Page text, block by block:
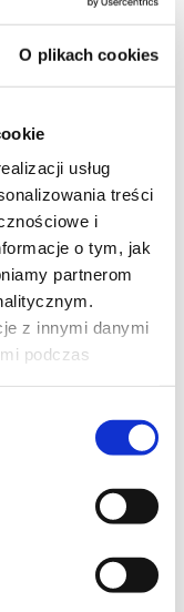
O plikach cookies
usług
treści
i
o tym, jak
partnerom
z innymi danymi
podczas
piętach pewnemu
mieście ssaków i
dzielnicach, których
układ.